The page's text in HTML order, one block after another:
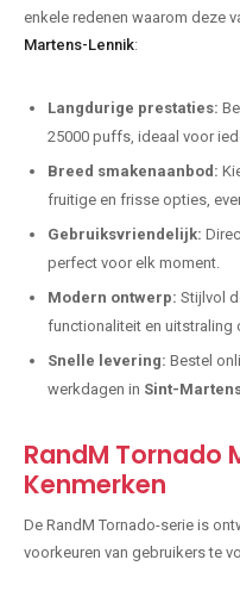
enkele redenen waarom deze
Martens-Lennik:
Langdurige prestaties:
25000 puffs, ideaal voor
Breed smakenaanbod:
fruitige en frisse opties,
Gebruiksvriendelijk:
perfect voor elk moment.
Modern ontwerp: Stijlvol
functionaliteit en uitstraling
Snelle levering: Bestel
werkdagen in Sint-
RandM Tornado
Kenmerken
De RandM Tornado-serie is
voorkeuren van gebruikers te